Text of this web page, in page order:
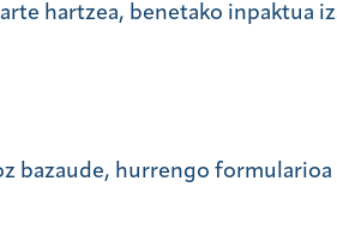
hartzea, benetako inpaktua
bazaude, hurrengo formularioa